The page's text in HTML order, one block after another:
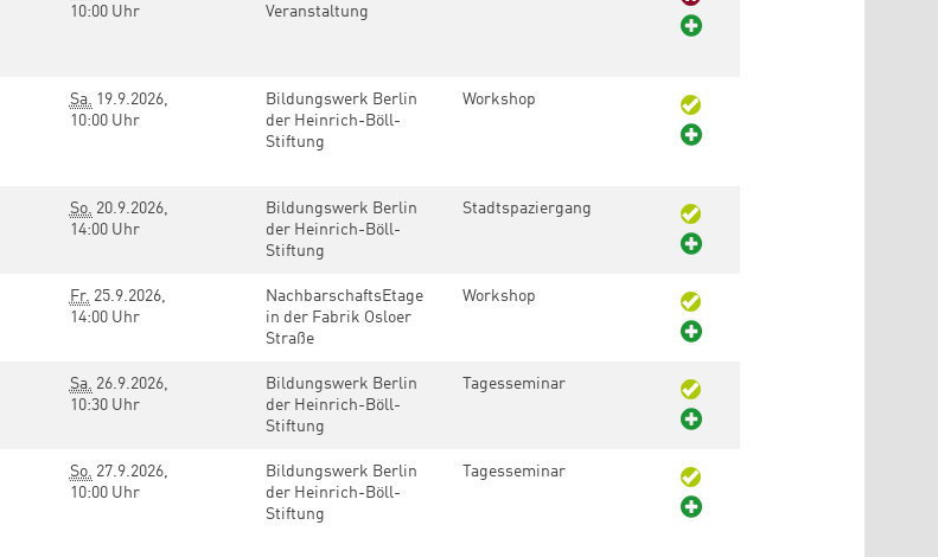
10:00 Uhr
Veranstaltung
Sa. 19.9.2026,
10:00 Uhr
Bildungswerk Berlin
der Heinrich-Böll-
Stiftung
Workshop
So. 20.9.2026,
14:00 Uhr
Bildungswerk Berlin
der Heinrich-Böll-
Stiftung
Stadtspaziergang
Fr. 25.9.2026,
14:00 Uhr
NachbarschaftsEtage
in der Fabrik Osloer
Straße
Workshop
Sa. 26.9.2026,
10:30 Uhr
Bildungswerk Berlin
der Heinrich-Böll-
Stiftung
Tagesseminar
So. 27.9.2026,
10:00 Uhr
Bildungswerk Berlin
der Heinrich-Böll-
Stiftung
Tagesseminar